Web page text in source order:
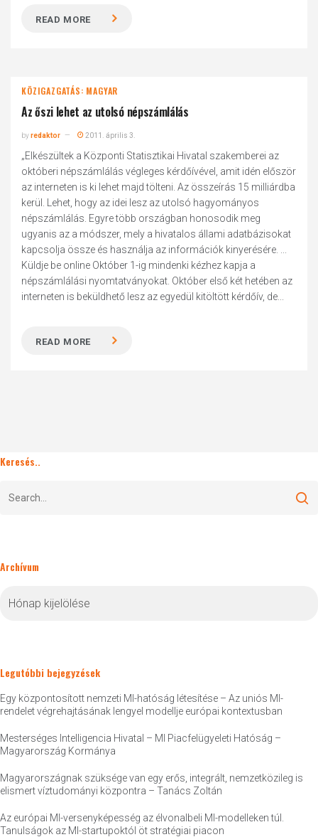
READ MORE
KÖZIGAZGATÁS: MAGYAR
Az őszi lehet az utolsó népszámlálás
byredaktor 2011. április 3.
„Elkészültek a Központi Statisztikai Hivatal szakemberei az
októberi népszámlálás végleges kérdőívével, amit idén először
az interneten is ki lehet majd tölteni. Az összeírás 15 milliárdba
kerül. Lehet, hogy az idei lesz az utolsó hagyományos
népszámlálás. Egyre több országban honosodik meg
ugyanis az a módszer, mely a hivatalos állami adatbázisokat
kapcsolja össze és használja az információk kinyerésére. ...
Küldje be online Október 1-ig mindenki kézhez kapja a
népszámlálási nyomtatványokat. Október első két hetében az
interneten is beküldhető lesz az egyedül kitöltött kérdőív, de...
READ MORE
Keresés..
Archívum
Legutóbbi bejegyzések
Egy központosított nemzeti MI-hatóság létesítése – Az uniós MI-
rendelet végrehajtásának lengyel modellje európai kontextusban
Mesterséges Intelligencia Hivatal – MI Piacfelügyeleti Hatóság –
Magyarország Kormánya
Magyarországnak szüksége van egy erős, integrált, nemzetközileg is
elismert víztudományi központra – Tanács Zoltán
Az európai MI-versenyképesség az élvonalbeli MI-modelleken túl.
Tanulságok az MI-startupoktól öt stratégiai piacon